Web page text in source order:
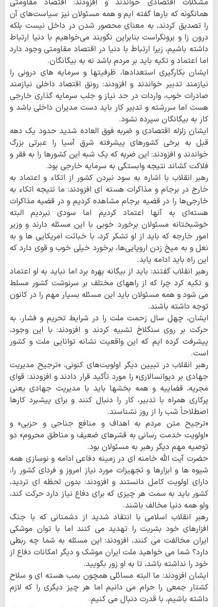
مشکلات اقتصادی خواندند و افزودند: اقتصاد مقاومتی
همانگونه که بارها گفته ایم و همه مسئولان نیز سیاست‌های آن
را تصدیق کردند، به معنای محصور شدن در داخل نیست بلکه
درون زا و برونگراست بنابراین نگویند می‌خواهیم با دنیا ارتباط
داشته باشیم، زیرا ارتباط با دنیا در اقتصاد مقاومتی وجود دارد
اما اعتماد و تکیه باید بر مردم باشد نه به بیگانگان.
ایشان بکارگیری استعدادها، ظرفیتها و سرمایه های درونی را
نیازمند تدبیر خواندند و افزودند: رونق اقتصاد داخلی نیازمند
صادرات خوب، واردات در حد نیاز و جلب سرمایه گذاری خارجی
هست اما سررشته و تدبیر کار باید دست مدیران داخلی باشد و
کار به بیگانگان سپرده نشود.
ایشان زلزله اقتصادی و ضربه فوق العاده شدید حدود یک دهه
قبل به برخی کشورهای پیشرفته شرق آسیا را عبرتی بزرگ
خواندند و افزودند: این ضربه که یک شبه این کشورها را به فقر و
فلاکت کشاند نتیجه وابستگی به سرمایه خارجی بود.
رهبر انقلاب با اشاره به سود نبردن کشور از اتکاء و اعتماد به
خارج در برجام و مذاکرات هسته ای افزودند: ما نتیجه اتکاء به
خارجی‌ها را در قضیه برجام مشاهده کردیم و در قضیه مذاکرات
هسته‌ای به آنها اعتماد کردیم اما سودی نبردیم البته
خوشبختانه مسئولان برخورد خوبی با این مسئله دارند و وزیر
امور خارجه که باید از او تشکر کرد، با خباثت امریکایی ها و به
نعل و به میخ زدن اروپایی‌ها، برخورد خیلی خوب و قوی دارد که
این راه باید ادامه یابد.
رهبر انقلاب گفتند: باید از بیگانه بهره برد اما نباید به او اعتماد
و تکیه کرد چرا که از راههای مختلف بر سرنوشت کشور مسلط
می شود و همه مسئولان باید این مسئله بسیار مهم را در کانون
توجه داشته باشند.
ایشان، چهل سال زحمت ملت را در شرایط تحریم و فشار، به
حرکت بر روی سنگلاخ تشبیه کردند و افزودند: با این وجود،
پیشرفت کرده ایم که این واقعیت نشانه توانایی ملت و کشور
است.
رهبر انقلاب در تبیین دیگر اولویت‌های کنونی، «ترجیح مدیریت
جهادی بر دیوانسالاری» را مورد تأکید قرار دادند و افزودند: قوای
مجریه، قضاییه و همه بخشها باید با مدیریت جهادی یعنی
پرکاری همراه با تدبیر، کار را دنبال کنند و برای پیشبرد کارها
اصطلاحاً شب را از روز نشناسند.
«ترجیح متن مردم به اهداف و منافع جناحی و حزبی» و
«اولویت خدمت رسانی به قشرهای ضعیف و مناطق محروم» دو
توصیه مهم دیگر رهبر به مسئولان بود.
حضرت آیت الله خامنه ای در زمینه دفاعی ادامه و نوسازی همه
شیوه ها و ابزارها و تجهیزات مورد نیاز امروز و فردای کشور را،
دارای اولویت کامل دانستند و افزودند: بدون لحظه ای تردید،
کشور باید به سمت هر چیزی که برای دفاع نیاز دارد حرکت کند،
ولو همه دنیا مخالف باشند.
رهبر انقلاب اسلامی با انتقاد شدید از دشمنانی که با جنگ
افزارهای خود بشریت را تهدید می کنند اما با توان موشکی
ایران مخالفت می کنند، افزودند: این مسئله به شما چه ربطی
دارد؟ شما می خواهید ملت ایران موشک و دیگر امکانات دفاع از
خود را نداشته باشد، تا به او زور بگویید.
ایشان افزودند: ما البته مسائلی همچون بمب هسته ای و سلاح
کشتار جمعی را حرام می دانیم اما هر چیز دیگری را که لازم
داشته باشیم، با قدرت دنبال می کنیم.